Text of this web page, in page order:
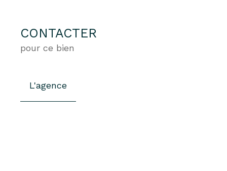
CONTACTER
pour ce bien
L'agence